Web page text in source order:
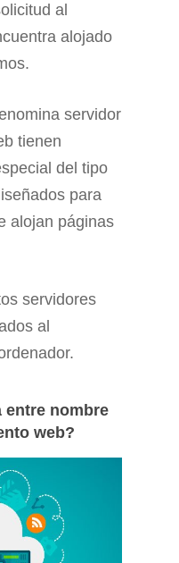
al
alojado
servidor
tienen
del tipo
para
alojan páginas
servidores
al
entre nombre
web?